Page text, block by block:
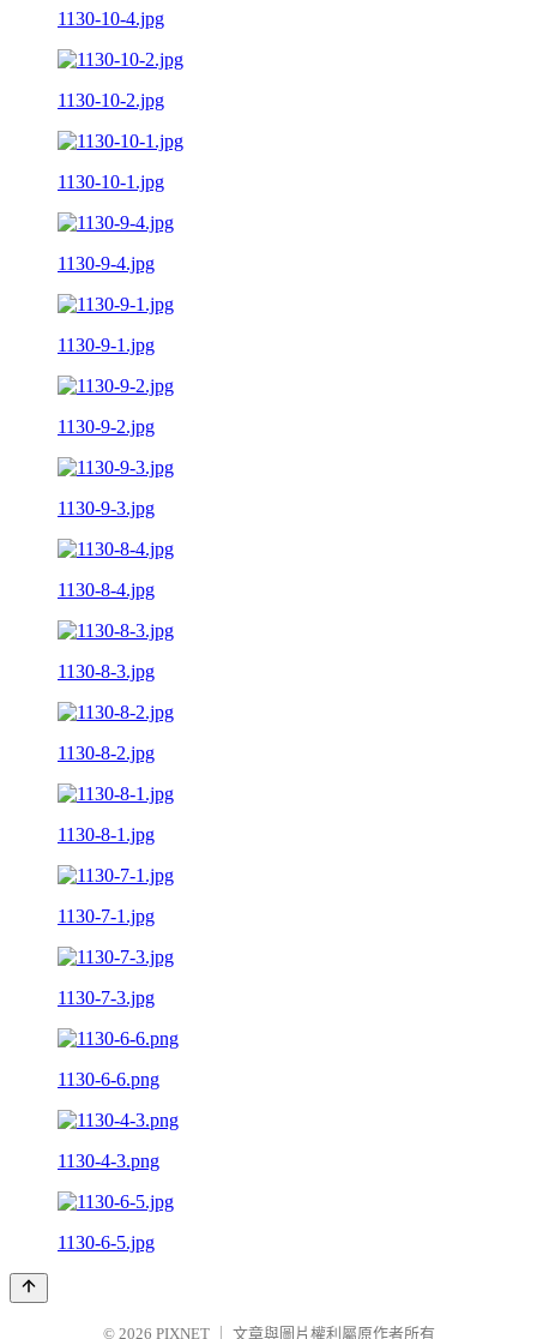
1130-10-4.jpg
1130-10-2.jpg
1130-10-1.jpg
1130-9-4.jpg
1130-9-1.jpg
1130-9-2.jpg
1130-9-3.jpg
1130-8-4.jpg
1130-8-3.jpg
1130-8-2.jpg
1130-8-1.jpg
1130-7-1.jpg
1130-7-3.jpg
1130-6-6.png
1130-4-3.png
1130-6-5.jpg
© 2026 PIXNET 文章與圖片權利屬原作者所有